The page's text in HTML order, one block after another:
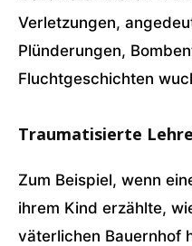
Verletzungen,
Plünderungen,
Fluchtgeschichten
Traumatisierte
Zum Beispiel, wenn
ihrem Kind erzählte,
väterlichen Bauernhof